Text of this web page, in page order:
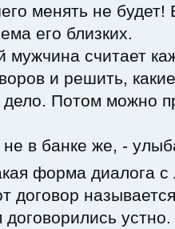
менять не будет!
его близких.
считает
и решить,
Потом можно
в банке же, -
форма диалога
договор